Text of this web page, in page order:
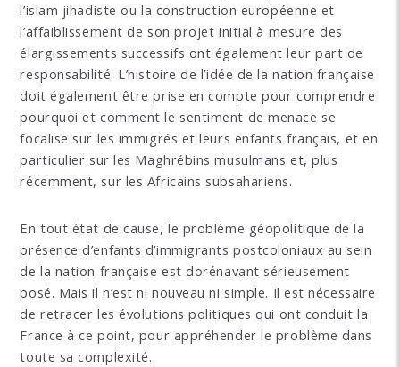
l’islam jihadiste ou la construction européenne et
l’affaiblissement de son projet initial à mesure des
élargissements successifs ont également leur part de
responsabilité. L’histoire de l’idée de la nation française
doit également être prise en compte pour comprendre
pourquoi et comment le sentiment de menace se
focalise sur les immigrés et leurs enfants français, et en
particulier sur les Maghrébins musulmans et, plus
récemment, sur les Africains subsahariens.
En tout état de cause, le problème géopolitique de la
présence d’enfants d’immigrants postcoloniaux au sein
de la nation française est dorénavant sérieusement
posé. Mais il n’est ni nouveau ni simple. Il est nécessaire
de retracer les évolutions politiques qui ont conduit la
France à ce point, pour appréhender le problème dans
toute sa complexité.